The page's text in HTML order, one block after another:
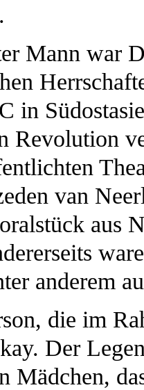
Mann war
in
Revolution
van
aus
anderem
die im
Der
Mädchen,